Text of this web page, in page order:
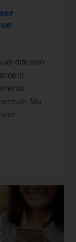
dire solo
in
Ma